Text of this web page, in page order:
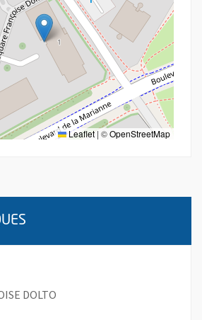
Leaflet | ©OpenStreetMap
DOLTO